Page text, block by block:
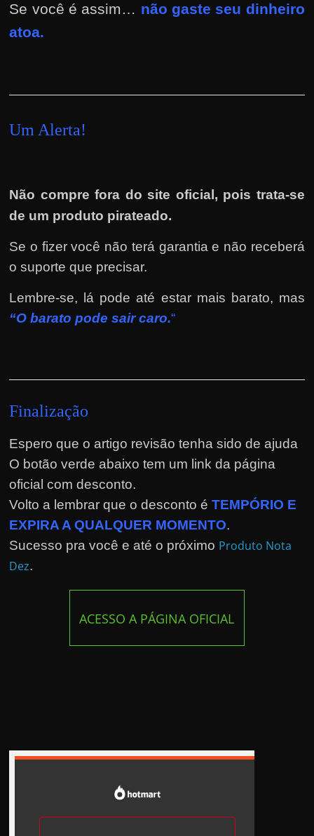
Se você é assim… não gaste seu dinheiro
atoa.
Um Alerta!
Não compre fora do site oficial, pois trata-se
de um produto pirateado.
Se o fizer você não terá garantia e não receberá
o suporte que precisar.
Lembre-se, lá pode até estar mais barato, mas
“O barato pode sair caro.“
Finalização
Espero que o artigo revisão tenha sido de ajuda
O botão verde abaixo tem um link da página
oficial com desconto.
Volto a lembrar que o desconto éTEMPÓRIO E
EXPIRA A QUALQUER MOMENTO.
Sucesso pra você e até o próximo Produto Nota
Dez.
ACESSO A PÁGINA OFICIAL